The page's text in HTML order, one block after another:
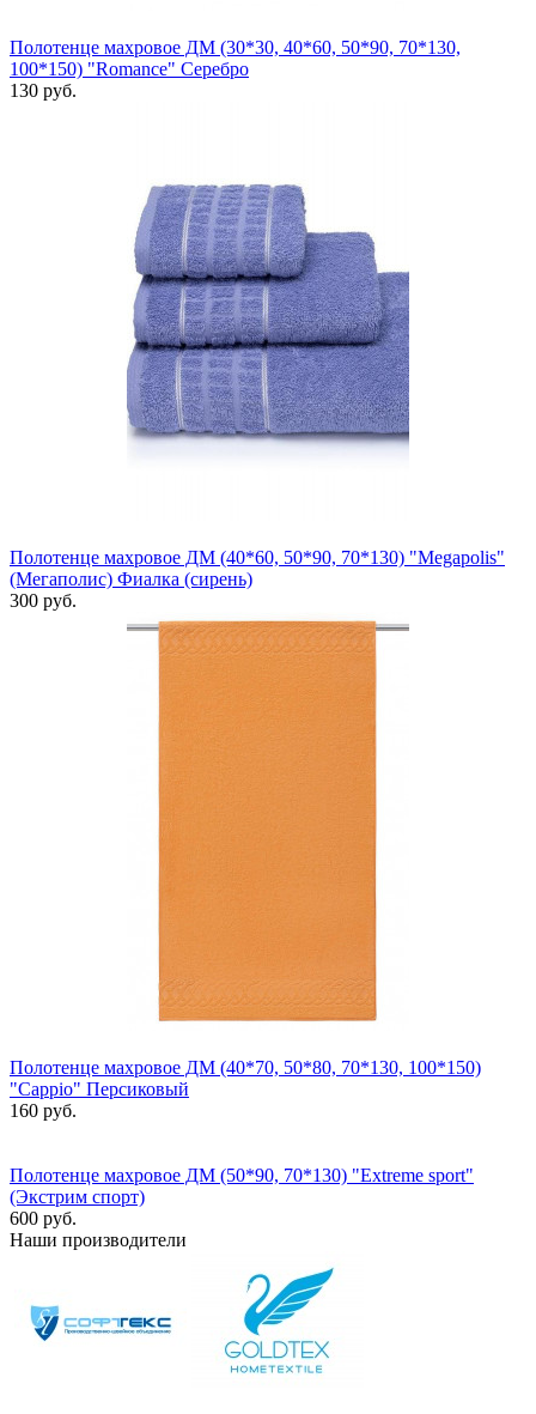
Полотенце махровое ДМ (30*30, 40*60, 50*90, 70*130,
100*150) "Romance" Серебро
130 руб.
Полотенце махровое ДМ (40*60, 50*90, 70*130) "Megapolis"
(Мегаполис) Фиалка (сирень)
300 руб.
Полотенце махровое ДМ (40*70, 50*80, 70*130, 100*150)
"Cappio" Персиковый
160 руб.
Полотенце махровое ДМ (50*90, 70*130) "Extreme sport"
(Экстрим спорт)
600 руб.
Наши производители